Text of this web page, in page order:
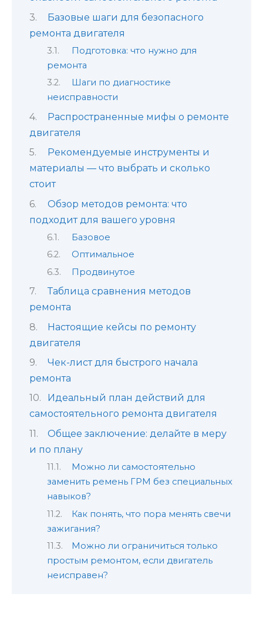
Базовые шаги для безопасного
ремонта двигателя
Подготовка: что нужно для
ремонта
Шаги по диагностике
неисправности
Распространенные мифы о ремонте
двигателя
Рекомендуемые инструменты и
материалы — что выбрать и сколько
стоит
Обзор методов ремонта: что
подходит для вашего уровня
Базовое
Оптимальное
Продвинутое
Таблица сравнения методов
ремонта
Настоящие кейсы по ремонту
двигателя
Чек-лист для быстрого начала
ремонта
Идеальный план действий для
самостоятельного ремонта двигателя
Общее заключение: делайте в меру
и по плану
Можно ли самостоятельно
заменить ремень ГРМ без специальных
навыков?
Как понять, что пора менять свечи
зажигания?
Можно ли ограничиться только
простым ремонтом, если двигатель
неисправен?